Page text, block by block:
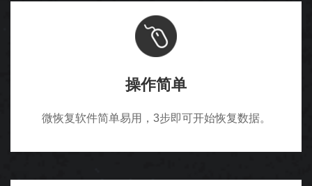
操作简单
微恢复软件简单易用，3步即可开始恢复数据。